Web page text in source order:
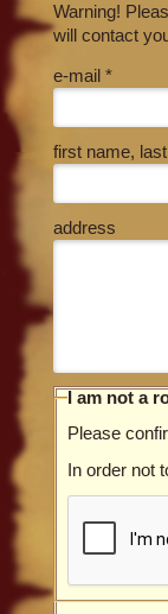
Warning!
will contact
e-mail *
first name,
address
I am not a
Please
In order not